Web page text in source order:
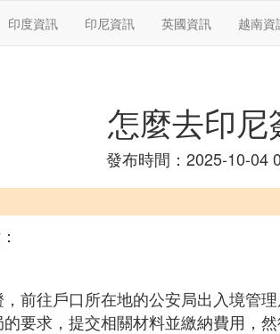
印度資訊 印尼資訊 英國資訊 越南資
怎麼去印尼
發布時間：2025-10-04
前往戶口所在地的公安局出入境管理
要求，提交相關材料並繳納費用，然